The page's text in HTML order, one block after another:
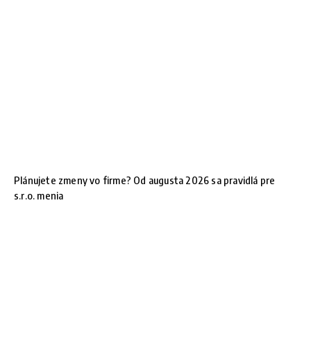
Plánujete zmeny vo firme? Od augusta 2026 sa pravidlá pre
s.r.o. menia